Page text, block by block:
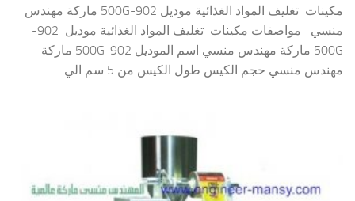
مكينات تغليف المواد الغذائية موديل 902-500G ماركة مهندس
منسي مواصفات مكينات تغليف المواد الغذائية موديل 902-
500G ماركة مهندس منسي اسم الموديل 902-500G ماركة
مهندس منسي حجم الكيس طول الكيس من 5 سم الي...